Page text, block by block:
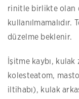
rinitle birlikte olan
kullanılmamalıdır.
düzelme beklenir.
İşitme kaybı, kulak
kolesteatom,
iltihabı), kulak